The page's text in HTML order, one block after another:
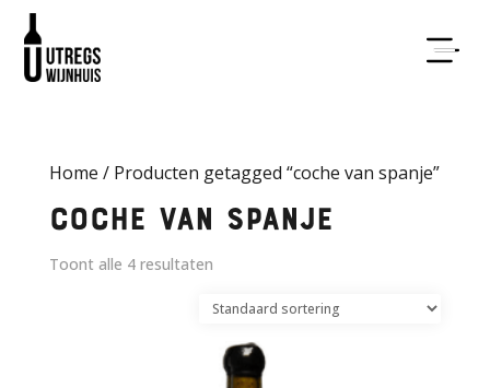
Home / Producten getagged “coche van spanje”
coche van spanje
Toont alle 4 resultaten